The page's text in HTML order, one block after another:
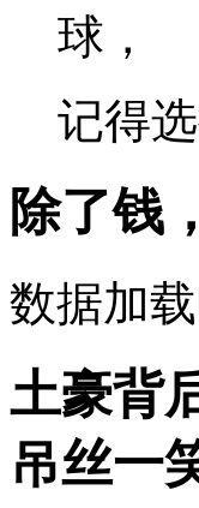
球，
记得
除了钱
数据加
土豪背
吊丝一